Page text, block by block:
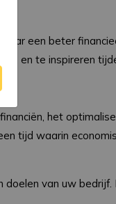
een beter
en te inspireren
het
tijd waarin
van uw bedrijf.